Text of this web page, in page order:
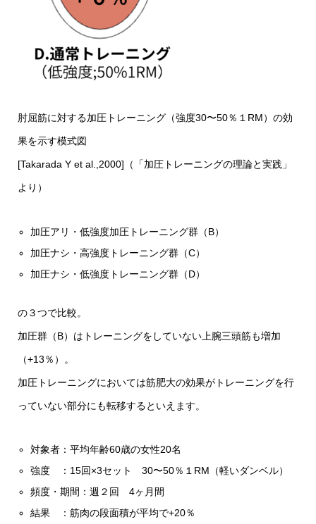
肘屈筋に対する加圧トレーニング（強度30〜50％１RM）の効
果を示す模式図
[Takarada Y et al.,2000]（「加圧トレーニングの理論と実践」
より）
加圧アリ・低強度加圧トレーニング群（B）
加圧ナシ・高強度トレーニング群（C）
加圧ナシ・低強度トレーニング群（D）
の３つで比較。
加圧群（B）はトレーニングをしていない上腕三頭筋も増加
（+13％）。
加圧トレーニングにおいては筋肥大の効果がトレーニングを行
っていない部分にも転移するといえます。
対象者：平均年齢60歳の女性20名
強度 ：15回×3セット 30〜50％１RM（軽いダンベル）
頻度・期間：週２回 4ヶ月間
結果 ：筋肉の段面積が平均で+20％